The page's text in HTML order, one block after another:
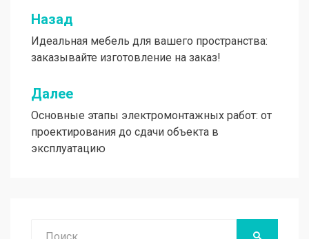
Навигация
по
записям
Назад
Идеальная мебель для вашего пространства:
заказывайте изготовление на заказ!
Далее
Основные этапы электромонтажных работ: от
проектирования до сдачи объекта в
эксплуатацию